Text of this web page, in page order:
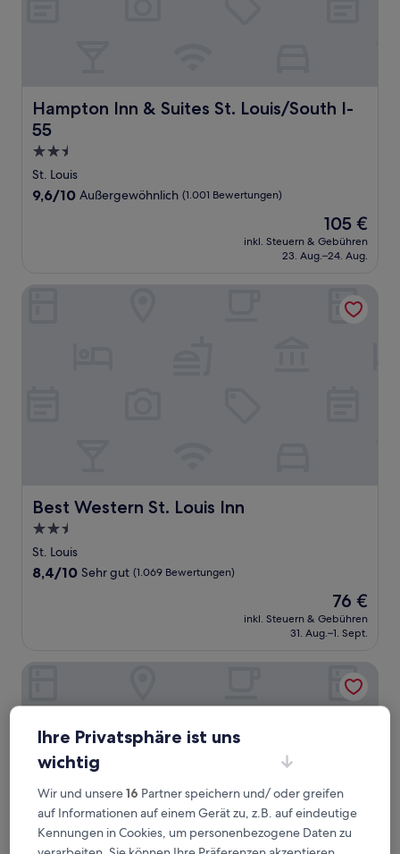
Hampton Inn & Suites St. Louis/South I-
55
Hampton Inn & Suites St. Louis/South I-55
2.5-
Sterne-
Unterkunft
St. Louis
9.6
9,6/10 Außergewöhnlich (1.001 Bewertungen)
Der
Preis
beträgt
105 €
inkl. Steuern & Gebühren
23. Aug.–24. Aug.
Best Western St. Louis Inn
Best Western St. Louis Inn
2.5-
Sterne-
Unterkunft
St. Louis
8.4
Bewertungen)
8,4/10 Sehr gut (1.069 Bewertungen)
Der
Preis
beträgt
76 €
inkl. Steuern & Gebühren
31. Aug.–1. Sept.
Holiday Inn Express & Suites St. Louis South - I-55 by IHG
Ihre Privatsphäre ist uns
wichtig
Wir und unsere16 Partner speichern und/ oder greifen
auf Informationen auf einem Gerät zu, z.B. auf eindeutige
Kennungen in Cookies, um personenbezogene Daten zu